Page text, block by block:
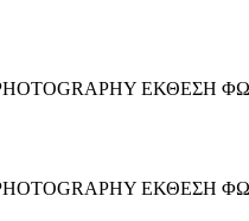
ΕΚΘΕΣΗ
ΕΚΘΕΣΗ